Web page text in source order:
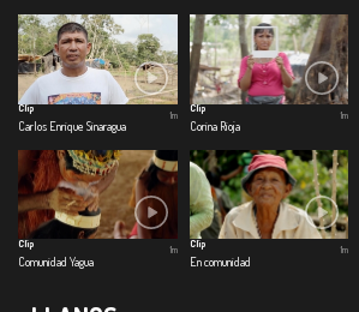
Clip
Carlos Enrique Sinaragua
1m
Clip
Corina Rioja
1m
Clip
Comunidad Yagua
1m
Clip
En comunidad
1m